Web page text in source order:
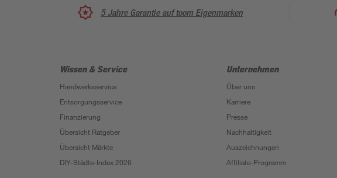
5 Jahre Garantie auf toom Eigenmarken
Wissen & Service
Handwerksservice
Entsorgungsservice
Finanzierung
Übersicht Ratgeber
Übersicht Märkte
DIY-Städte-Index 2026
Unternehmen
Über uns
Karriere
Presse
Nachhaltigkeit
Auszeichnungen
Affiliate-Programm